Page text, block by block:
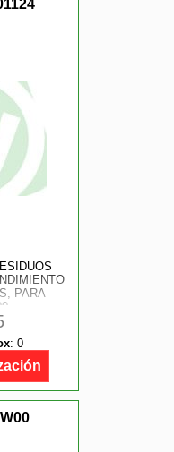
PARA
: 0